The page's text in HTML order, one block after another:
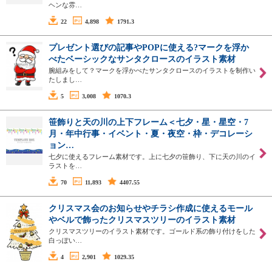
ヘンな雰…
22 4,898 1791.3
プレゼント選びの記事やPOPに使える?マークを浮か
べたベーシックなサンタクロースのイラスト素材
腕組みをして？マークを浮かべたサンタクロースのイラストを制作い
たしまし…
5 3,008 1070.3
笹飾りと天の川の上下フレーム＜七夕・星・星空・7
月・年中行事・イベント・夏・夜空・枠・デコレーシ
ョン…
七夕に使えるフレーム素材です。上に七夕の笹飾り、下に天の川のイ
ラストを…
70 11,893 4407.55
クリスマス会のお知らせやチラシ作成に使えるモール
やベルで飾ったクリスマスツリーのイラスト素材
クリスマスツリーのイラスト素材です。ゴールド系の飾り付けをした
白っぽい…
4 2,901 1029.35